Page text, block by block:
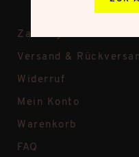
Zahlungsweisen
Versand &
Widerruf
Mein Konto
Warenkorb
FAQ